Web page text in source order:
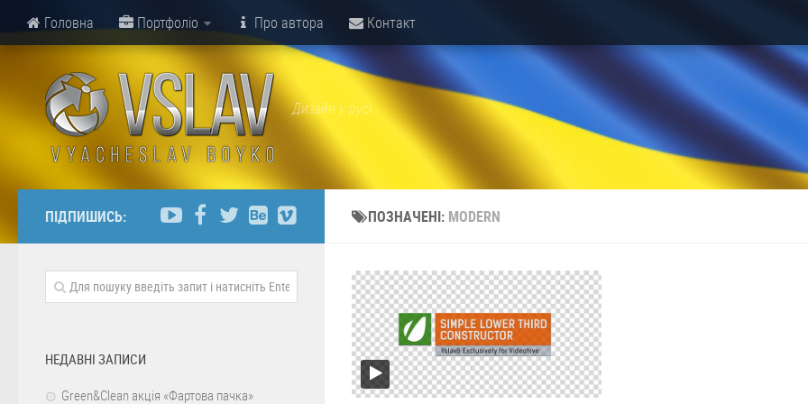
Головна Портфоліо Про автора Контакт
Дизайн у русі
ПОЗНАЧЕНІ: MODERN
ПІДПИШИСЬ:
НЕДАВНІ ЗАПИСИ
Green&Clean акція «Фартова пачка»